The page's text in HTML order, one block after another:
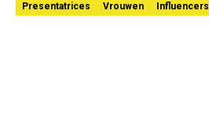
Presentatrices
Vrouwen Influencers